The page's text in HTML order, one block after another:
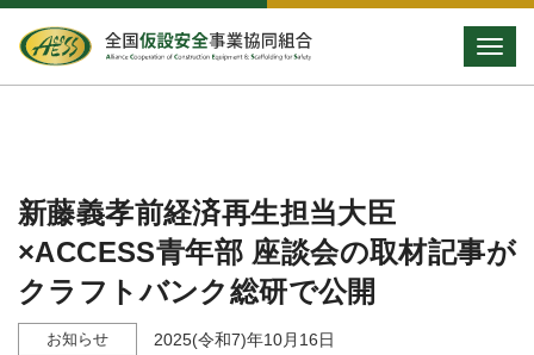
新藤義孝前経済再生担当大臣
×ACCESS青年部 座談会の取材記事が
クラフトバンク総研で公開
お知らせ 2025(令和7)年10月16日